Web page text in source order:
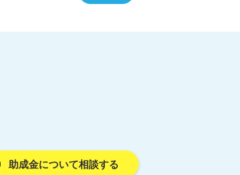
助成金について相談する